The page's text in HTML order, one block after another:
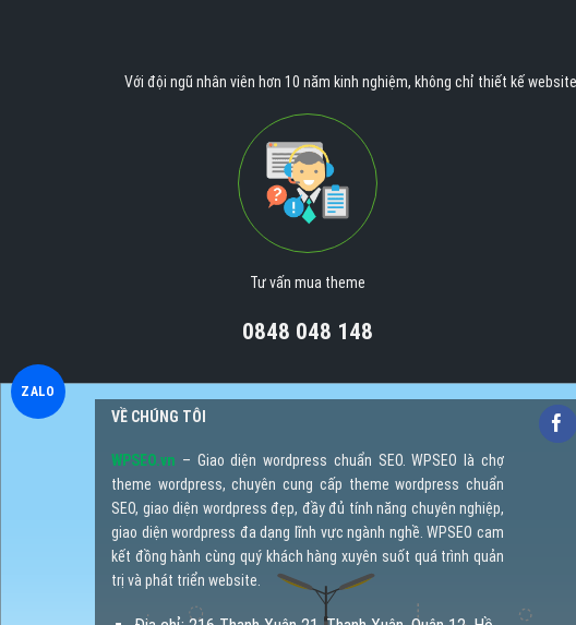
Với đội ngũ nhân viên hơn 10 năm kinh nghiệm, không chỉ thiết kế
Tư vấn mua theme
0848 048 148
VỀ CHÚNG TÔI
WPSEO.vn – Giao diện wordpress chuẩn SEO. WPSEO là chợ
theme wordpress, chuyên cung cấp theme wordpress chuẩn
SEO, giao diện wordpress đẹp, đầy đủ tính năng chuyên nghiệp,
giao diện wordpress đa dạng lĩnh vực ngành nghề. WPSEO cam
kết đồng hành cùng quý khách hàng xuyên suốt quá trình quản
trị và phát triển website.
ZALO